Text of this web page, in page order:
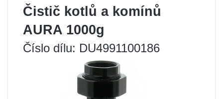
Čistič kotlů a komínů
AURA 1000g
Číslo dílu: DU4991100186